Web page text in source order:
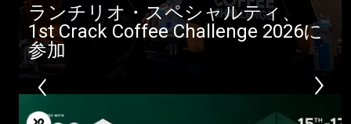
ランチリオ・スペシャルティ、
1st Crack Coffee Challenge 2026に
参加